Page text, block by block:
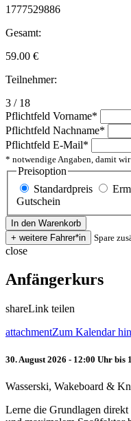
1777529886
Gesamt:
59.00 €
Teilnehmer:
3 / 18
Pflichtfeld Vorname*
Pflichtfeld Nachname*
Pflichtfeld E-Mail*
* notwendige Angaben, damit
Preisoption
Standardpreis
Gutschein
Spare
close
Anfängerkurs
shareLink teilen
attachmentZum Kalendar
30. August 2026 - 12:00 Uhr bis
Wasserski, Wakeboard &
Lerne die Grundlagen